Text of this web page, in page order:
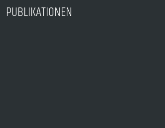
PUBLIKATIONEN